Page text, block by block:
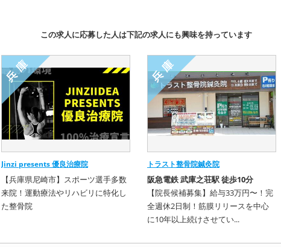
この求人に応募した人は下記の求人にも興味を持っています
Jinzi presents 優良治療院
【兵庫県尼崎市】スポーツ選手多数
来院！運動療法やリハビリに特化し
た整骨院
トラスト整骨院鍼灸院
阪急電鉄 武庫之荘駅 徒歩10分
【院長候補募集】給与33万円〜！完
全週休2日制！筋膜リリースを中心
に10年以上続けさせてい...